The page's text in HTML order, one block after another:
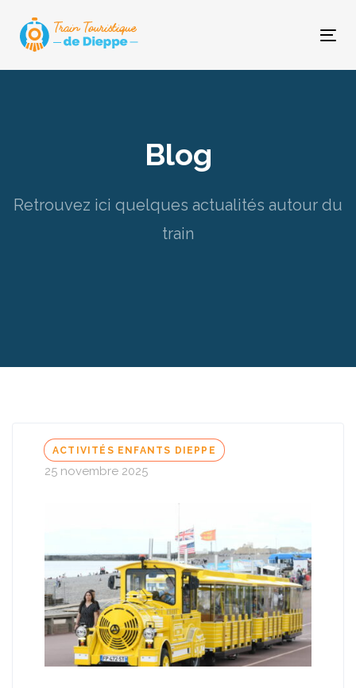
links
primary
Blog
Retrouvez ici quelques actualités autour du
train
Tags
ACTIVITÉS ENFANTS DIEPPE
25 novembre 2025